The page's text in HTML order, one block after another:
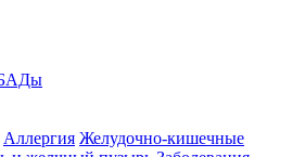
БАДы
Аллергия Желудочно-кишечные